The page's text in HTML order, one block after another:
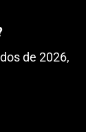
de 2026,